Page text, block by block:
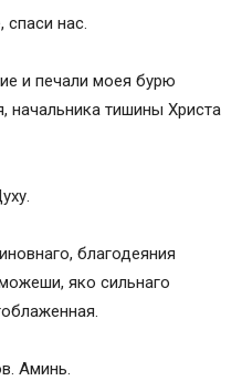
спаси нас.
и печали моея бурю
начальника тишины Христа
благодеяния
яко сильнаго
Аминь.